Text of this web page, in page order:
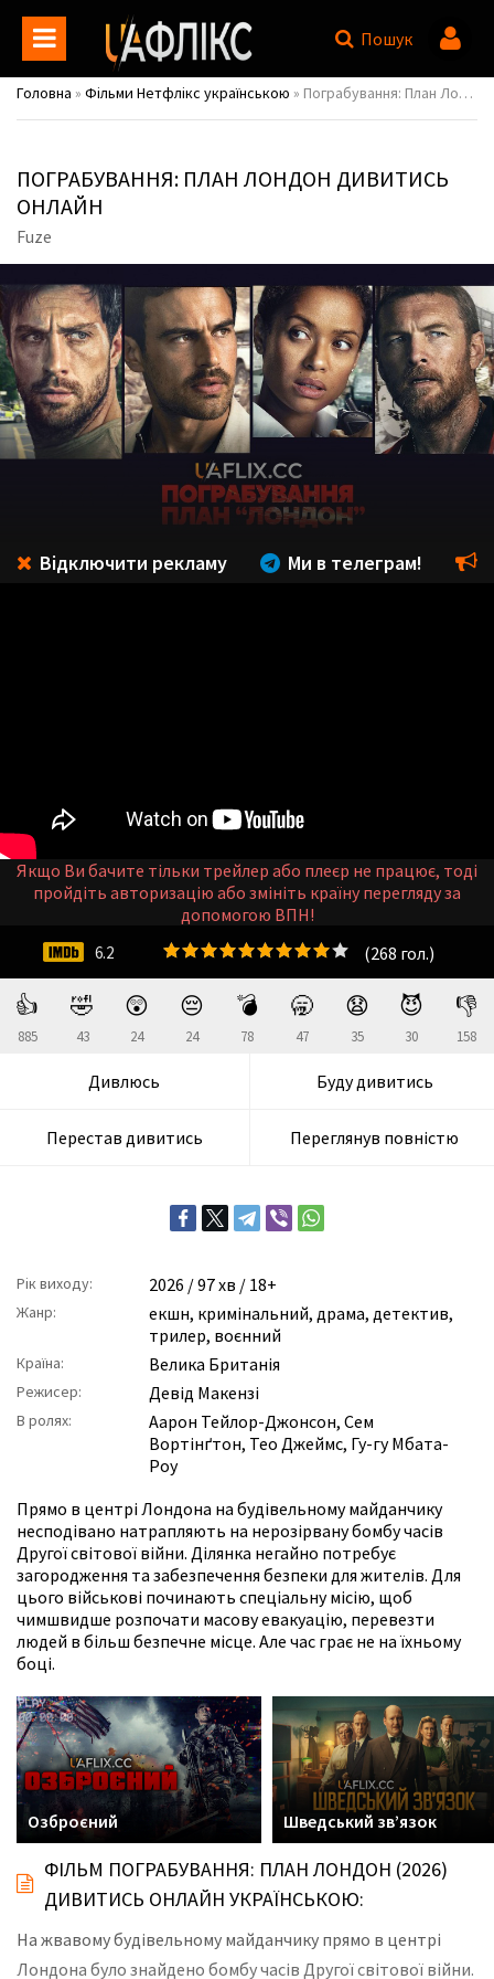
Пошук
Головна » Фільми Нетфлікс українською » Пограбування: План Лондон / Fuze
ПОГРАБУВАННЯ: ПЛАН ЛОНДОН ДИВИТИСЬ
ОНЛАЙН
Fuze
👍
885
🤣
43
😲
24
😔
24
💣
78
🥱
47
😧
35
😈
30
👎
158
Дивлюсь Буду дивитись
Перестав дивитись Переглянув повністю
Рік виходу: 2026 / 97 хв / 18+
Жанр: екшн, кримінальний, драма, детектив,
трилер, воєнний
Країна: Велика Британія
Режисер: Девід Макензі
В ролях: Аарон Тейлор-Джонсон, Сем
Вортінґтон, Тео Джеймс, Гу-гу Мбата-
Роу
Прямо в центрі Лондона на будівельному майданчику
несподівано натрапляють на нерозірвану бомбу часів
Другої світової війни. Ділянка негайно потребує
загородження та забезпечення безпеки для жителів. Для
цього військові починають спеціальну місію, щоб
чимшвидше розпочати масову евакуацію, перевезти
людей в більш безпечне місце. Але час грає не на їхньому
боці.
(268 гол.)
6.2
Відключити рекламу Ми в телеграм!
Якщо Ви бачите тільки трейлер або плеєр не працює, тоді
пройдіть авторизацію або змініть країну перегляду за
допомогою ВПН!
Шведський звʼязок На полюванні
ФІЛЬМ ПОГРАБУВАННЯ: ПЛАН ЛОНДОН (2026)
ДИВИТИСЬ ОНЛАЙН УКРАЇНСЬКОЮ:
На жвавому будівельному майданчику прямо в центрі
Лондона було знайдено бомбу часів Другої світової війни.